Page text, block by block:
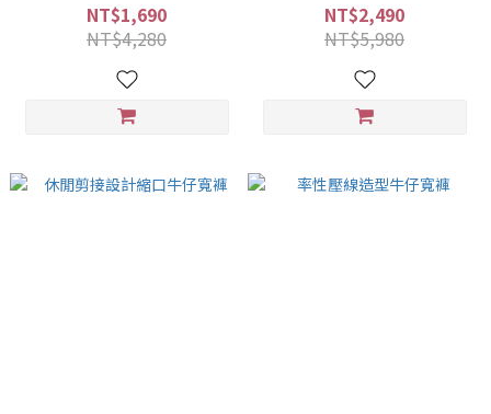
NT$1,690
NT$4,280
NT$2,490
NT$5,980